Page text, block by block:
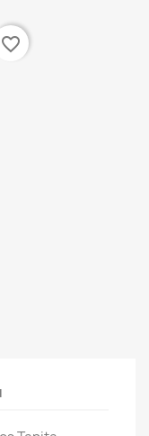
favorite_border